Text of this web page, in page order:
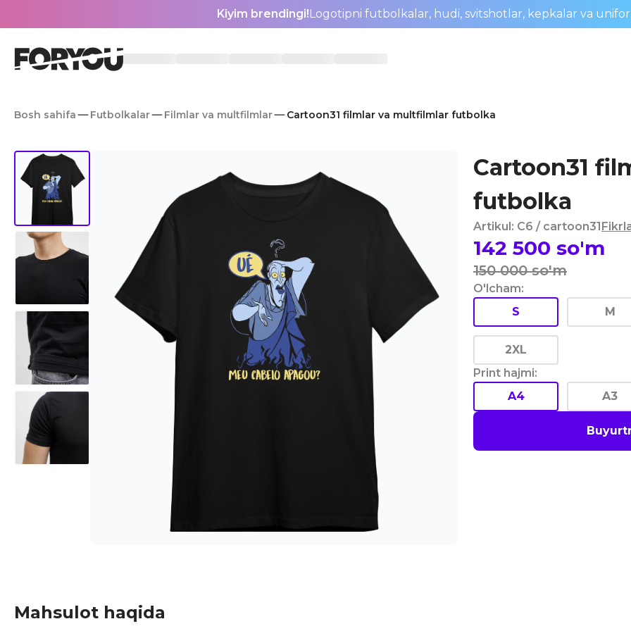
Kiyim brendingi!Logotipni futbolkalar, hudi, svitshotlar, kepkalar va
Bosh sahifa Futbolkalar Filmlar va multfilmlar Cartoon31 filmlar va multfilmlar futbolka
Cartoon31
futbolka
Artikul: C6 / cartoon31
142 500 so'm
150 000 so'm
O'lcham:
S
M
2XL
Print hajmi:
A4
A3
Mahsulot haqida